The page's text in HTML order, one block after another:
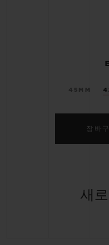
45MM
장바
새